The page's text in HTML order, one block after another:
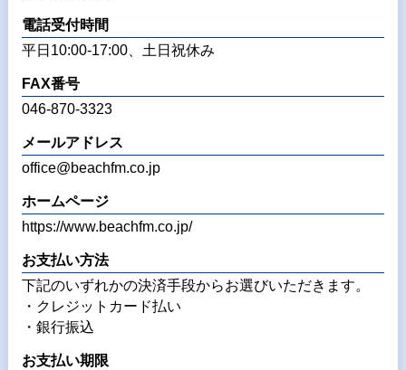
電話受付時間
平日10:00-17:00、土日祝休み
FAX番号
046-870-3323
メールアドレス
office@beachfm.co.jp
ホームページ
https://www.beachfm.co.jp/
お支払い方法
下記のいずれかの決済手段からお選びいただきます。
・クレジットカード払い
・銀行振込
お支払い期限